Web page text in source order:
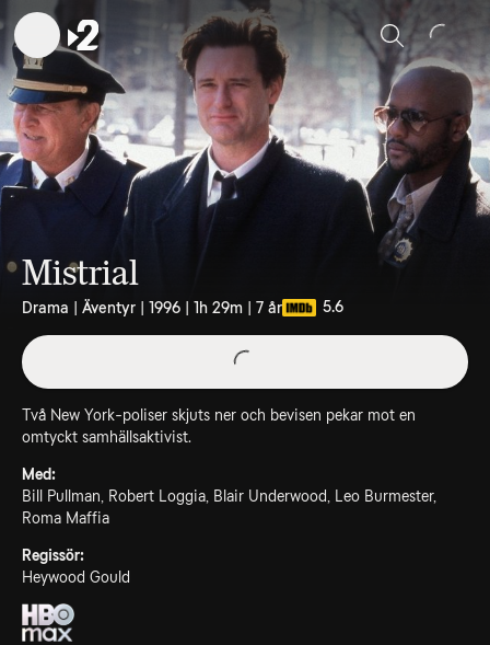
Sök
Mistrial
Drama | Äventyr | 1996 | 1h 29m | 7 år 5.6
Två New York-poliser skjuts ner och bevisen pekar mot en
omtyckt samhällsaktivist.
Med:
Bill Pullman, Robert Loggia, Blair Underwood, Leo Burmester,
Roma Maffia
Regissör:
Heywood Gould